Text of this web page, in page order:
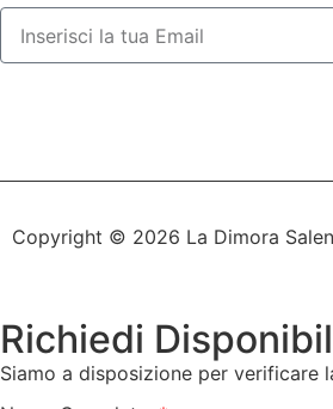
Copyright © 2026 La Dimora
Richiedi
Siamo a disposizione per verificare